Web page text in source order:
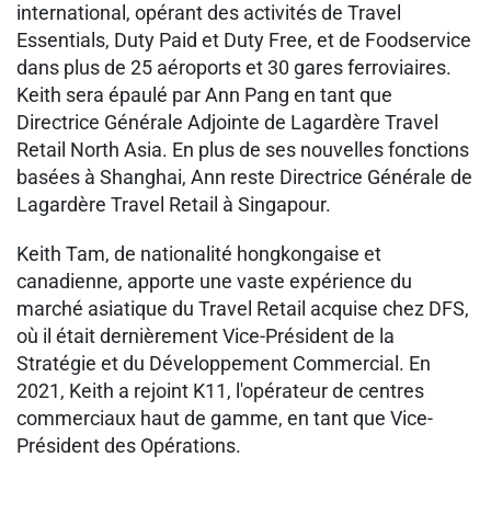
international, opérant des activités de Travel
Essentials, Duty Paid et Duty Free, et de Foodservice
dans plus de 25 aéroports et 30 gares ferroviaires.
Keith sera épaulé par Ann Pang en tant que
Directrice Générale Adjointe de Lagardère Travel
Retail North Asia. En plus de ses nouvelles fonctions
basées à Shanghai, Ann reste Directrice Générale de
Lagardère Travel Retail à Singapour.
Keith Tam, de nationalité hongkongaise et
canadienne, apporte une vaste expérience du
marché asiatique du Travel Retail acquise chez DFS,
où il était dernièrement Vice-Président de la
Stratégie et du Développement Commercial. En
2021, Keith a rejoint K11, l'opérateur de centres
commerciaux haut de gamme, en tant que Vice-
Président des Opérations.